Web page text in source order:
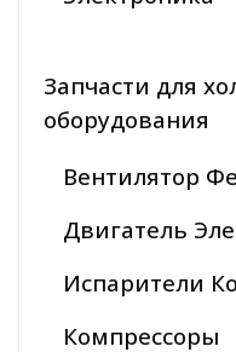
Запчасти для
оборудования
Вентилятор
Двигатель
Испарители
Компрессоры